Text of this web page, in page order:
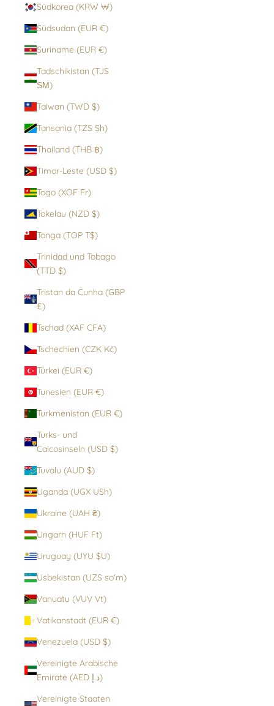
Südkorea (KRW ₩)
Südsudan (EUR €)
Suriname (EUR €)
Tadschikistan (TJS
ЅМ)
Taiwan (TWD $)
Tansania (TZS Sh)
Thailand (THB ฿)
Timor-Leste (USD $)
Togo (XOF Fr)
Tokelau (NZD $)
Tonga (TOP T$)
Trinidad und Tobago
(TTD $)
Tristan da Cunha (GBP
£)
Tschad (XAF CFA)
Tschechien (CZK Kč)
Türkei (EUR €)
Tunesien (EUR €)
Turkmenistan (EUR €)
Turks- und
Caicosinseln (USD $)
Tuvalu (AUD $)
Uganda (UGX USh)
Ukraine (UAH ₴)
Ungarn (HUF Ft)
Uruguay (UYU $U)
Usbekistan (UZS so'm)
Vanuatu (VUV Vt)
Vatikanstadt (EUR €)
Venezuela (USD $)
Vereinigte Arabische
Emirate (AED د.إ)
Vereinigte Staaten